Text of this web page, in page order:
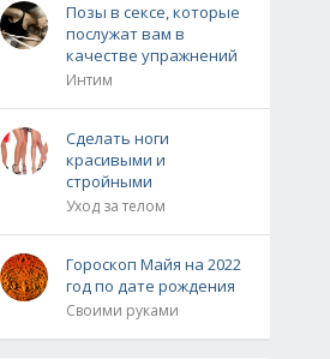
Позы в сексе, которые
послужат вам в
качестве упражнений
Интим
Сделать ноги
красивыми и
стройными
Уход за телом
Гороскоп Майя на 2022
год по дате рождения
Своими руками